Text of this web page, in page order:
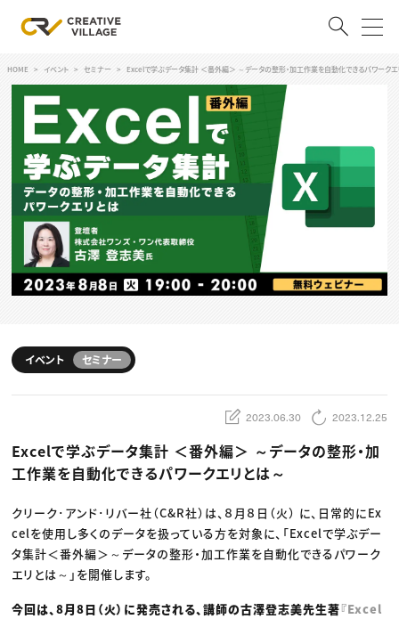
ログイン 会員登録
RECRUIT
クリエイター求人を探す
CREATIVE JOB求人検索
特集求人
採用説明会
転職支援サービス
CONTENTS
スキルアップしたい！ トップ
デザイン
動画配信・映像制作
ディレクション
業界解説・キャリア事情
お役立ち基礎知識
TOP Creator’s コラム
ゲームクリエイター
映像クリエイター
マーケッター
C＆R Magazine
ニュース・トレンド
Web
映像
ゲーム・エンタメ
広告
出版
CREATIVE VILLAGEからのお知らせ
HOME イベント セミナー Excelで学ぶデータ集計 ＜番外編＞ ～データの整形・加工作業を自動化できるパワーク
イベント セミナー
2023.06.30 2023.12.25
Excelで学ぶデータ集計 ＜番外編＞ ～データの整形・加
工作業を自動化できるパワークエリとは～
クリーク･アンド･リバー社（C&R社）は、８月８日（火） に、日常的にEx
celを使用し多くのデータを扱っている方を対象に、「Excelで学ぶデー
タ集計＜番外編＞～データの整形・加工作業を自動化できるパワーク
エリとは～」を開催します。
今回は、8月8日（火）に発売される、講師の古澤登志美先生著『Excel